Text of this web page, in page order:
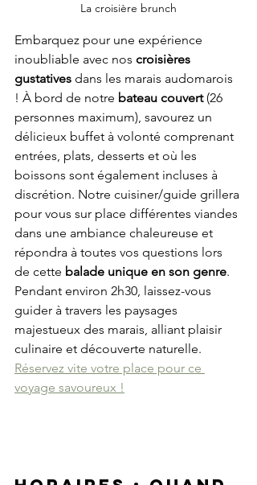
La croisière brunch
Embarquez pour une expérience
inoubliable avec nos croisières
gustatives dans les marais audomarois
! À bord de notre bateau couvert (26
personnes maximum), savourez un
délicieux buffet à volonté comprenant
entrées, plats, desserts et où les
boissons sont également incluses à
discrétion. Notre cuisiner/guide grillera
pour vous sur place différentes viandes
dans une ambiance chaleureuse et
répondra à toutes vos questions lors
de cette balade unique en son genre.
Pendant environ 2h30, laissez-vous
guider à travers les paysages
majestueux des marais, alliant plaisir
culinaire et découverte naturelle.
Réservez vite votre place pour ce
voyage savoureux !